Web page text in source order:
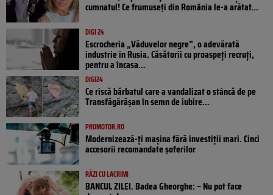
cumnatul! Ce frumuseți din România le-a arătat...
DIGI 24
Escrocheria „Văduvelor negre”, o adevărată
industrie în Rusia. Căsătorii cu proaspeți recruți,
pentru a încasa...
DIGI24
Ce riscă bărbatul care a vandalizat o stâncă de pe
Transfăgărășan în semn de iubire...
PROMOTOR.RO
Modernizează-ți mașina fără investiții mari. Cinci
accesorii recomandate șoferilor
RÂZI CU LACRIMI
BANCUL ZILEI. Badea Gheorghe: – Nu pot face